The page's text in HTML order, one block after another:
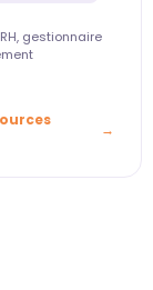
gestionnaire